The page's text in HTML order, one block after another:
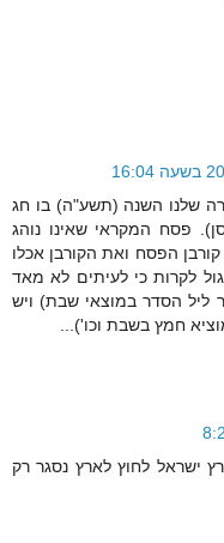
שלנו השנה (תשע"ה) בו חג
פסח המקראי שאינו נוהג
קורבן הפסח ואת הקורבן אכלו
לקרות כי לעיתים לא מאד
ליל הסדר במוצאי שבת) ויש
חמץ בשבת וכו')...
ישראל לחוץ לארץ נסגר רק